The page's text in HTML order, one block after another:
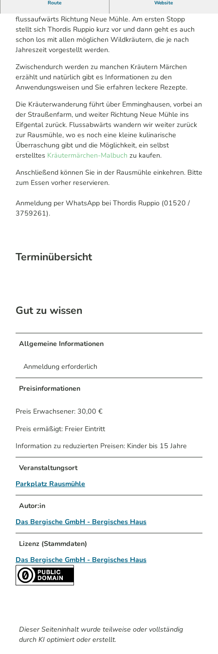
Route Website
flussaufwärts Richtung Neue Mühle. Am ersten Stopp
stellt sich Thordis Ruppio kurz vor und dann geht es auch
schon los mit allen möglichen Wildkräutern, die je nach
Jahreszeit vorgestellt werden.
Zwischendurch werden zu manchen Kräutern Märchen
erzählt und natürlich gibt es Informationen zu den
Anwendungsweisen und Sie erfahren leckere Rezepte.
Die Kräuterwanderung führt über Emminghausen, vorbei an
der Straußenfarm, und weiter Richtung Neue Mühle ins
Eifgental zurück. Flussabwärts wandern wir weiter zurück
zur Rausmühle, wo es noch eine kleine kulinarische
Überraschung gibt und die Möglichkeit, ein selbst
erstelltes Kräutermärchen-Malbuch zu kaufen.
Anschließend können Sie in der Rausmühle einkehren. Bitte
zum Essen vorher reservieren.
Anmeldung per WhatsApp bei Thordis Ruppio (01520 /
3759261).
Terminübersicht
Gut zu wissen
Allgemeine Informationen
Anmeldung erforderlich
Preisinformationen
Preis Erwachsener: 30,00 €
Preis ermäßigt: Freier Eintritt
Information zu reduzierten Preisen: Kinder bis 15 Jahre
Veranstaltungsort
Parkplatz Rausmühle
Autor:in
Das Bergische GmbH - Bergisches Haus
Lizenz (Stammdaten)
Das Bergische GmbH - Bergisches Haus
Dieser Seiteninhalt wurde teilweise oder vollständig
durch KI optimiert oder erstellt.